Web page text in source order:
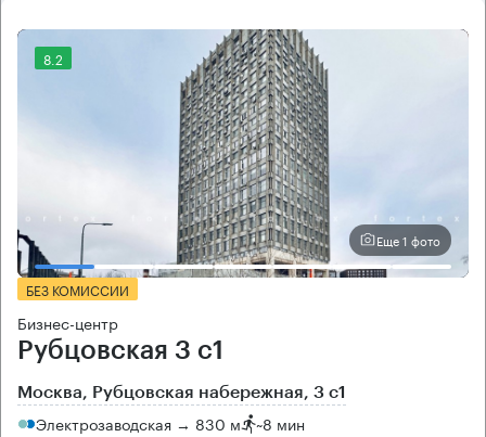
8.2
Еще 1 фото
БЕЗ КОМИССИИ
Бизнес-центр
Рубцовская 3 с1
Москва, Рубцовская набережная, 3 с1
Электрозаводская → 830 м ~8 мин